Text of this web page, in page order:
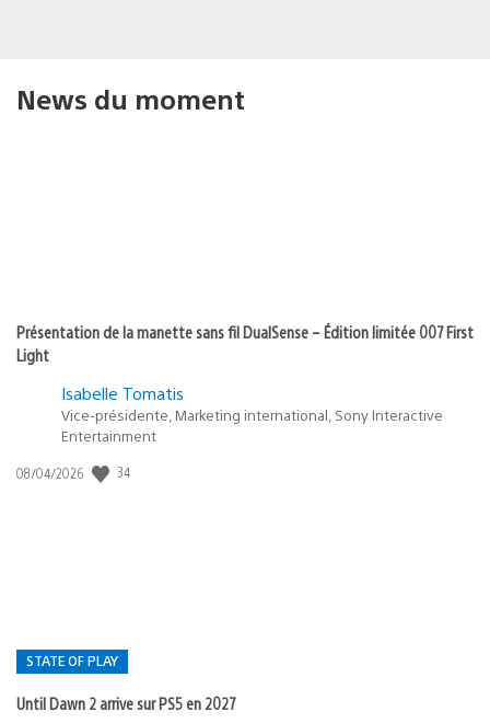
News du moment
Présentation de la manette sans fil DualSense – Édition limitée 007 First
Light
Isabelle Tomatis
Vice-présidente, Marketing international, Sony Interactive
Entertainment
Date
08/04/2026 34
STATE OF PLAY
Until Dawn 2 arrive sur PS5 en 2027